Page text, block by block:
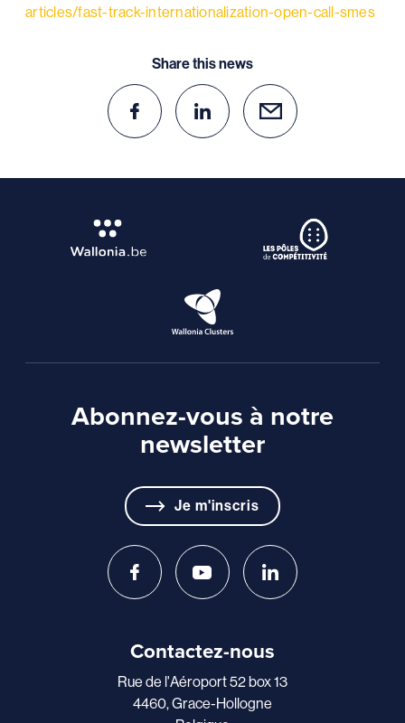
articles/fast-track-internationalization-open-call-smes
Share this news
Abonnez-vous à notre
newsletter
Je m'inscris
Contactez-nous
Rue de l'Aéroport 52 box 13
4460, Grace-Hollogne